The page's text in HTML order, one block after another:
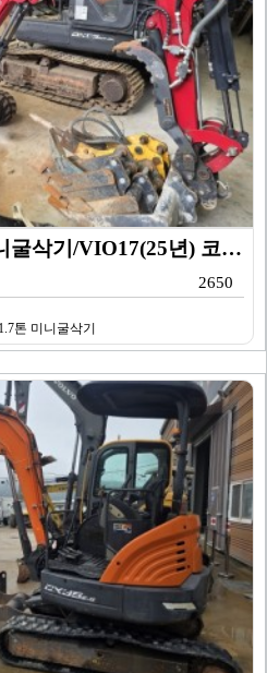
굴삭기/VIO17(25년) 코…
2650
톤 미니굴삭기